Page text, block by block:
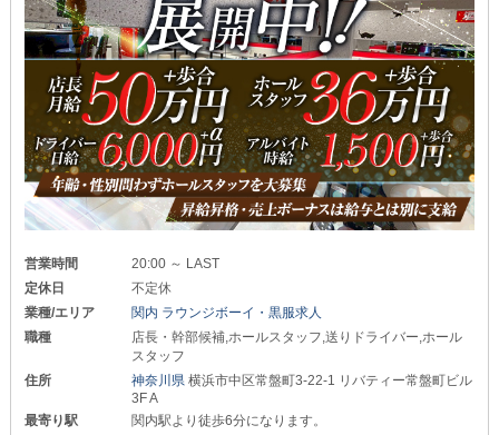
営業時間
20:00 ～ LAST
定休日
不定休
業種/エリア
関内 ラウンジボーイ・黒服求人
職種
店長・幹部候補,ホールスタッフ,送りドライバー,ホール
スタッフ
住所
神奈川県横浜市中区常盤町3-22-1 リバティー常盤町ビル
3F A
最寄り駅
関内駅より徒歩6分になります。